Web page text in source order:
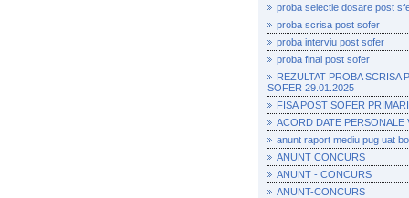
proba selectie dosare post
proba scrisa post sofer
proba interviu post sofer
proba final post sofer
REZULTAT PROBA SCRISA
SOFER 29.01.2025
FISA POST SOFER
ACORD DATE PERSONALE
anunt raport mediu pug uat
ANUNT CONCURS
ANUNT - CONCURS
ANUNT-CONCURS